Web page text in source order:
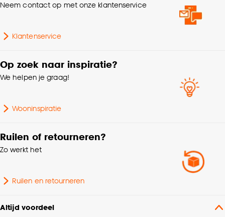
Neem contact op met onze klantenservice
Klantenservice
Op zoek naar inspiratie?
We helpen je graag!
Wooninspiratie
Ruilen of retourneren?
Zo werkt het
Ruilen en retourneren
Altijd voordeel